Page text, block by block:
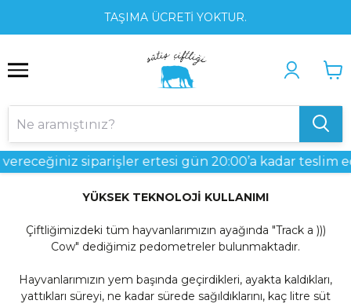
TAŞIMA ÜCRETİ YOKTUR.
1 2 3
siparişler ertesi gün 20:00’a kadar teslim
YÜKSEK TEKNOLOJİ KULLANIMI
Çiftliğimizdeki tüm hayvanlarımızın ayağında "Track a )))
Cow" dediğimiz pedometreler bulunmaktadır.
Hayvanlarımızın yem başında geçirdikleri, ayakta kaldıkları,
yattıkları süreyi, ne kadar sürede sağıldıklarını, kaç litre süt